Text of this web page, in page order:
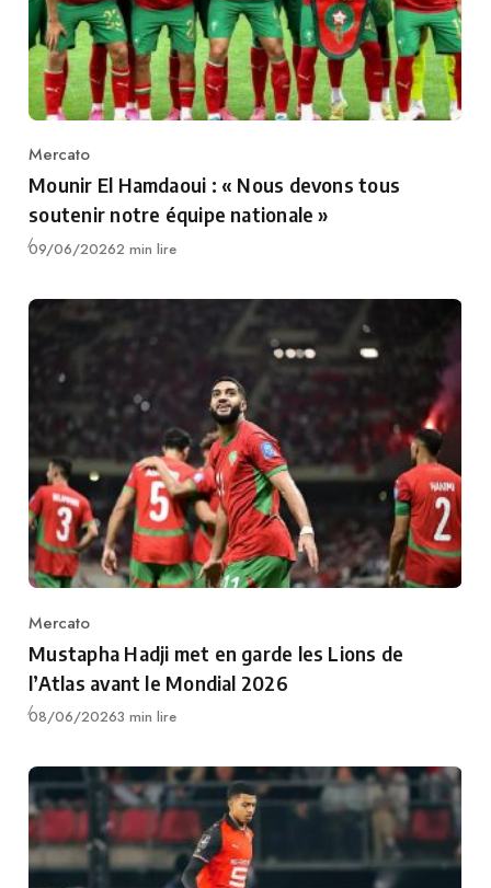
Category
Mercato
Mounir El Hamdaoui : « Nous devons tous
soutenir notre équipe nationale »
Publié
09/06/20262 min lire
Category
Mercato
Mustapha Hadji met en garde les Lions de
l’Atlas avant le Mondial 2026
Publié
08/06/20263 min lire